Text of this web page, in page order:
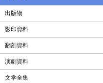
出版物
影印資料
翻刻資料
演劇資料
文学全集